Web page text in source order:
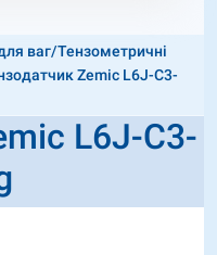
ваг/Тензометричні
Zemic L6J-C3-
L6J-C3-